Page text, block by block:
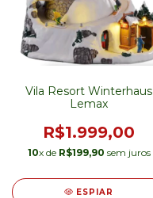
Vila Resort Winterhaus
Lemax
R$1.999,00
10x de R$199,90 sem juros
ESPIAR